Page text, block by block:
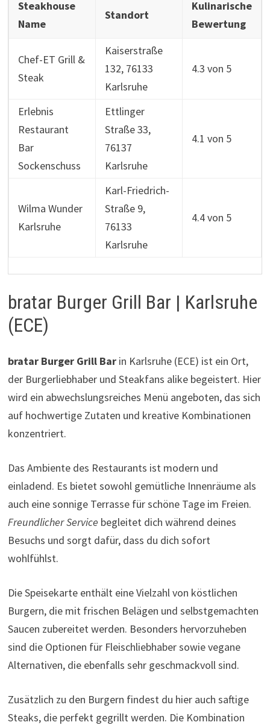
Steakhouse
Name
Standort
Kulinarische
Bewertung
Chef-ET Grill &
Steak
Kaiserstraße
132, 76133
Karlsruhe
4.3 von 5
Erlebnis
Restaurant
Bar
Sockenschuss
Ettlinger
Straße 33,
76137
Karlsruhe
4.1 von 5
Wilma Wunder
Karlsruhe
Karl-Friedrich-
Straße 9,
76133
Karlsruhe
4.4 von 5
bratar Burger Grill Bar | Karlsruhe
(ECE)
bratar Burger Grill Barin Karlsruhe (ECE) ist ein Ort,
der Burgerliebhaber und Steakfans alike begeistert. Hier
wird ein abwechslungsreiches Menü angeboten, das sich
auf hochwertige Zutaten und kreative Kombinationen
konzentriert.
Das Ambiente des Restaurants ist modern und
einladend. Es bietet sowohl gemütliche Innenräume als
auch eine sonnige Terrasse für schöne Tage im Freien.
Freundlicher Service begleitet dich während deines
Besuchs und sorgt dafür, dass du dich sofort
wohlfühlst.
Die Speisekarte enthält eine Vielzahl von köstlichen
Burgern, die mit frischen Belägen und selbstgemachten
Saucen zubereitet werden. Besonders hervorzuheben
sind die Optionen für Fleischliebhaber sowie vegane
Alternativen, die ebenfalls sehr geschmackvoll sind.
Zusätzlich zu den Burgern findest du hier auch saftige
Steaks, die perfekt gegrillt werden. Die Kombination